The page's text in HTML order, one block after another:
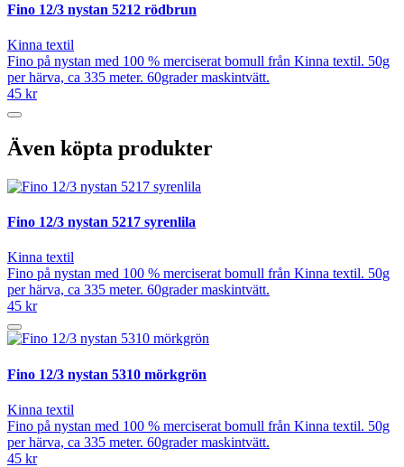
Fino 12/3 nystan 5212 rödbrun
Kinna textil
Fino på nystan med 100 % merciserat bomull från Kinna textil. 50g
per härva, ca 335 meter. 60grader maskintvätt.
45 kr
Även köpta produkter
Fino 12/3 nystan 5217 syrenlila
Kinna textil
Fino på nystan med 100 % merciserat bomull från Kinna textil. 50g
per härva, ca 335 meter. 60grader maskintvätt.
45 kr
Fino 12/3 nystan 5310 mörkgrön
Kinna textil
Fino på nystan med 100 % merciserat bomull från Kinna textil. 50g
per härva, ca 335 meter. 60grader maskintvätt.
45 kr